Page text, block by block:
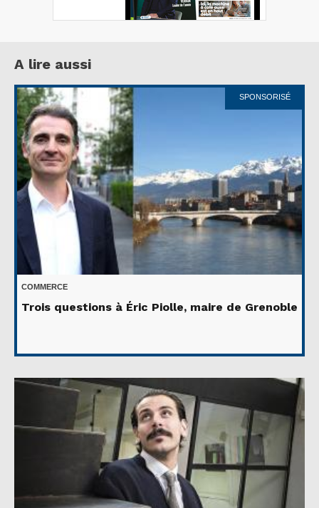
A lire aussi
SPONSORISÉ
COMMERCE
Trois questions à Éric Piolle, maire de Grenoble